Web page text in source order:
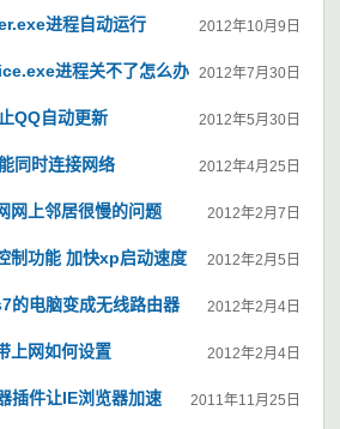
2012年10月9日
进程自动运行
2012年7月30日
进程关不了怎么办
2012年5月30日
QQ自动更新
2012年4月25日
同时连接网络
2012年2月7日
网上邻居很慢的问题
2012年2月5日
制功能 加快xp启动速度
2012年2月4日
的电脑变成无线路由器
2012年2月4日
上网如何设置
2011年11月25日
插件让IE浏览器加速